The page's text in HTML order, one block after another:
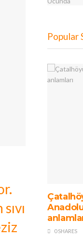
Popular
0 SHARES